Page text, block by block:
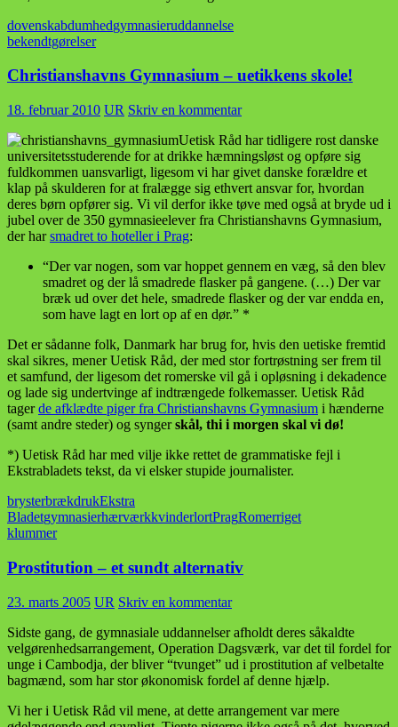
dovenskabdumhedgymnasieruddannelse
bekendtgørelser
Christianshavns Gymnasium – uetikkens skole!
18. februar 2010 UR Skriv en kommentar
Uetisk Råd har tidligere rost danske
universitetsstuderende for at drikke hæmningsløst og opføre sig
fuldkommen uansvarligt, ligesom vi har givet danske forældre et
klap på skulderen for at fralægge sig ethvert ansvar for, hvordan
deres børn opfører sig. Vi vil derfor ikke tøve med også at bryde ud i
jubel over de 350 gymnasieelever fra Christianshavns Gymnasium,
der harsmadret to hoteller i Prag:
“Der var nogen, som var hoppet gennem en væg, så den blev
smadret og der lå smadrede flasker på gangene. (…) Der var
bræk ud over det hele, smadrede flasker og der var endda en,
som have lagt en lort op af en dør.” *
Det er sådanne folk, Danmark har brug for, hvis den uetiske fremtid
skal sikres, mener Uetisk Råd, der med stor fortrøstning ser frem til
et samfund, der ligesom det romerske vil gå i opløsning i dekadence
og lade sig undertvinge af indtrængede folkemasser. Uetisk Råd
tagerde afklædte piger fra Christianshavns Gymnasium i hænderne
(samt andre steder) og syngerskål, thi i morgen skal vi dø!
*) Uetisk Råd har med vilje ikke rettet de grammatiske fejl i
Ekstrabladets tekst, da vi elsker stupide journalister.
brysterbrækdrukEkstra
BladetgymnasierhærværkkvinderlortPragRomerriget
klummer
Prostitution – et sundt alternativ
23. marts 2005 UR Skriv en kommentar
Sidste gang, de gymnasiale uddannelser afholdt deres såkaldte
velgørenhedsarrangement, Operation Dagsværk, var det til fordel for
unge i Cambodja, der bliver “tvunget” ud i prostitution af velbetalte
bagmænd, som har stor økonomisk fordel af denne hjælp.
Vi her i Uetisk Råd vil mene, at dette arrangement var mere